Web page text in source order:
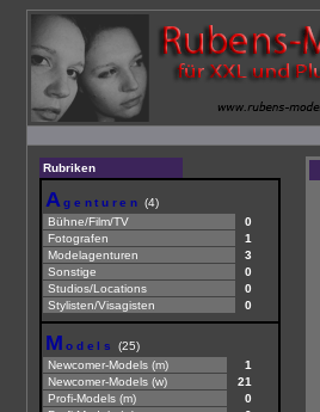
Rubriken
Agenturen (4)
Bühne/Film/TV
0
Fotografen
1
Modelagenturen
3
Sonstige
0
Studios/Locations
0
Stylisten/Visagisten
0
Models
(25)
Newcomer-Models (m)
1
Newcomer-Models (w)
21
Profi-Models (m)
0